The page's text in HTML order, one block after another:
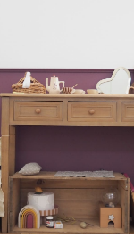
/ アイテム